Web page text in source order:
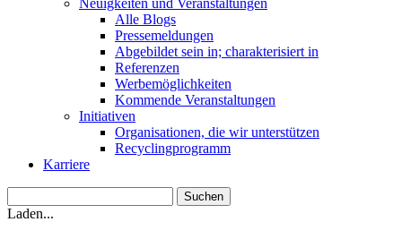
Neuigkeiten und Veranstaltungen
Alle Blogs
Pressemeldungen
Abgebildet sein in; charakterisiert in
Referenzen
Werbemöglichkeiten
Kommende Veranstaltungen
Initiativen
Organisationen, die wir unterstützen
Recyclingprogramm
Karriere
Laden...